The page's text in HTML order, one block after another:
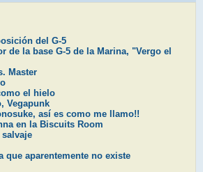
del G-5
de la base G-5 de la Marina, "Vergo el
Master
el hielo
Vegapunk
así es como me llamo!!
en la Biscuits Room
que aparentemente no existe